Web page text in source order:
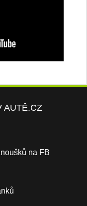
AUTĚ.CZ
na FB